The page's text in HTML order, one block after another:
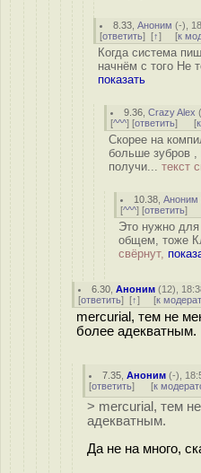
8.33 ,Аноним (-),
[ответить] [↑] [к
Когда система
начнём с того Не
показать
9.36 ,Crazy Alex
[^^^] [ответить] [
Скорее на
больше зубров ,
получи... текст
10.38 ,Аноним
[^^^] [ответить]
Это нужно
общем, тоже
свёрнут,
6.30 ,Аноним (12),
[ответить] [↑] [к
mercurial, тем не
более адекватным.
7.35 ,Аноним (-),
[ответить] [к
> mercurial, тем
адекватным.
Да не на много,